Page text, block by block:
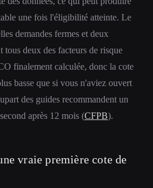
une fois l'éligibilité atteinte. Le
demandes fermes et deux
tous deux des facteurs de risque
finalement calculée, donc la cote
basse que si vous n'aviez ouvert
des guides recommandent un
après 12 mois (CFPB).
vraie première cote de